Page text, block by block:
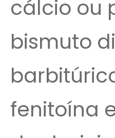
cálcio ou
bismuto
fenitoína